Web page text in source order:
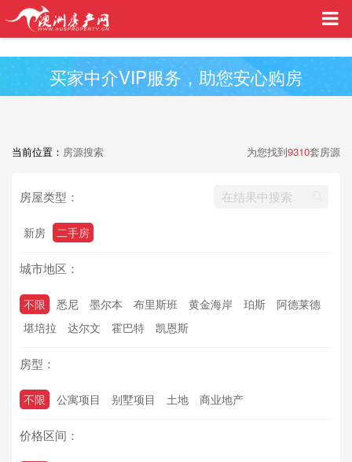
买家中介VIP服务，助您安心购房
当前位置： 房源搜索 为您找到9310套房源
房屋类型：
新房 二手房
城市地区：
不限 悉尼 墨尔本 布里斯班 黄金海岸 珀斯
阿德莱德
堪培拉
达尔文 霍巴特 凯恩斯
房型：
不限 公寓项目 别墅项目 土地 商业地产
价格区间：